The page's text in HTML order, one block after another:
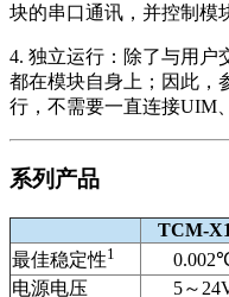
块的串口通讯，并控制模
4. 独立运行：除了与用户
都在模块自身上；因此，
行，不需要一直连接UIM
系列产品
TCM-
最佳稳定性1
电源电压
5～